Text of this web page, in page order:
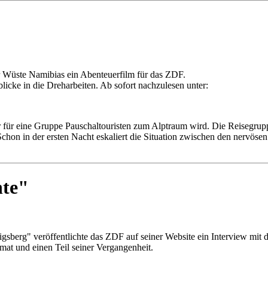
Namibias ein Abenteuerfilm für das ZDF.
in die Dreharbeiten. Ab sofort nachzulesen unter:
eine Gruppe Pauschaltouristen zum Alptraum wird. Die
in der ersten Nacht eskaliert die Situation zwischen den
veröffentlichte das ZDF auf seiner Website ein Interview mit
und einen Teil seiner Vergangenheit.